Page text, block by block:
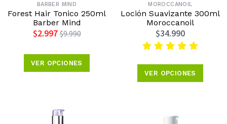
BARBER MIND
Forest Hair Tonico 250ml
Barber Mind
$2.997 $9.990
VER OPCIONES
MOROCCANOIL
Loción Suavizante 300ml
Moroccanoil
$34.990
VER OPCIONES